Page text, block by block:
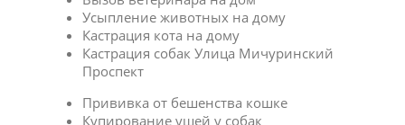
Усыпление животных на дому
Кастрация кота на дому
Кастрация собак Улица Мичуринский
Проспект
Прививка от бешенства кошке
Купирование ушей у собак